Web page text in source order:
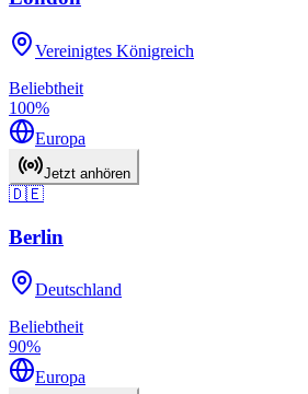
Vereinigtes Königreich
Beliebtheit
100%
Europa
Jetzt anhören
🇩🇪
Berlin
Deutschland
Beliebtheit
90%
Europa